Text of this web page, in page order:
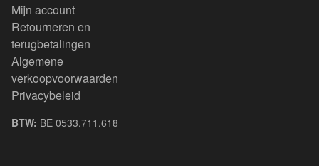
Mijn account
Retourneren en
terugbetalingen
Algemene
verkoopvoorwaarden
Privacybeleid
BTW: BE 0533.711.618